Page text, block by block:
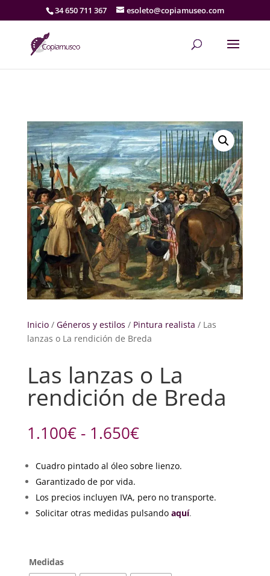
34 650 711 367 esoleto@copiamuseo.com
Inicio/ Géneros y estilos / Pintura realista / Las
lanzas o La rendición de Breda
Las lanzas o La
rendición de Breda
1.100€ - 1.650€Rango
de
precios:
desde
hasta
1.650€
Cuadro pintado al óleo sobre lienzo.
Garantizado de por vida.
Los precios incluyen IVA, pero no transporte.
Solicitar otras medidas pulsando aquí.
Medidas